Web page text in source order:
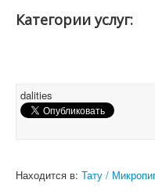
Категории услуг:
dalities
Находится в: Тату /